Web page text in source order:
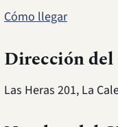
Cómo llegar
Dirección del
Las Heras 201, La